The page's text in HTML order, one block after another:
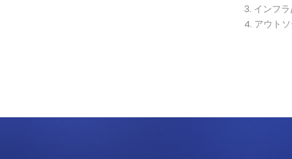
3. インフ
4. アウト